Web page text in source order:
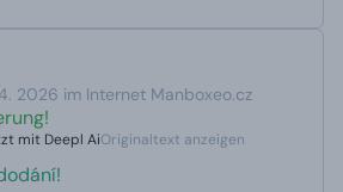
2026 im Internet Manboxeo.cz
mit Deepl AiOriginaltext anzeigen